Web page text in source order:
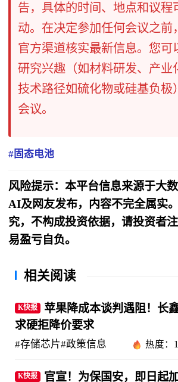
告，具体的时间、地点和议程
动。在决定参加任何会议之前
官方渠道核实最新信息。您可
研究兴趣（如材料研发、产业
技术路径如硫化物或硅基负极
会议。
#固态电池
风险提示：本平台信息来源于大
AI及网友发布，内容不完全属实
究，不构成投资依据，请投资者
易盈亏自负。
相关阅读
K快报
苹果降成本谈判遇阻！长
求硬拒降价要求
#存储芯片#政策信息 热度：
K快报 官宣！为保国安，即日起